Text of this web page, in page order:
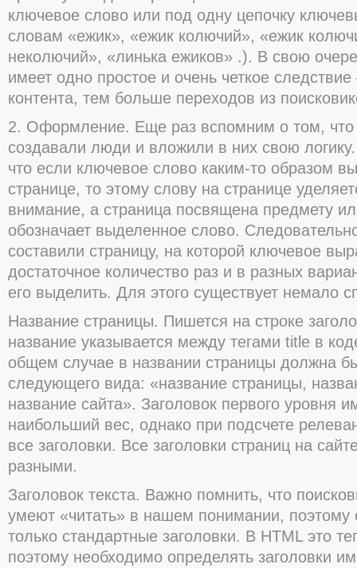
ключевое слово или под одну цепочку
словам «ежик», «ежик колючий», «ежик
неколючий», «линька ежиков» .). В свою
имеет одно простое и очень четкое
контента, тем больше переходов из
2. Оформление. Еще раз вспомним о том,
создавали люди и вложили в них свою
что если ключевое слово каким-то образом
странице, то этому слову на странице
внимание, а страница посвящена предмету
обозначает выделенное слово.
составили страницу, на которой ключевое
достаточное количество раз и в разных
его выделить. Для этого существует немало
Название страницы. Пишется на строке
название указывается между тегами title в
общем случае в названии страницы должна
следующего вида: «название страницы,
название сайта». Заголовок первого уровня
наибольший вес, однако при подсчете
все заголовки. Все заголовки страниц на
разными.
Заголовок текста. Важно помнить, что
умеют «читать» в нашем понимании, поэтому
только стандартные заголовки. В HTML это
поэтому необходимо определять заголовки